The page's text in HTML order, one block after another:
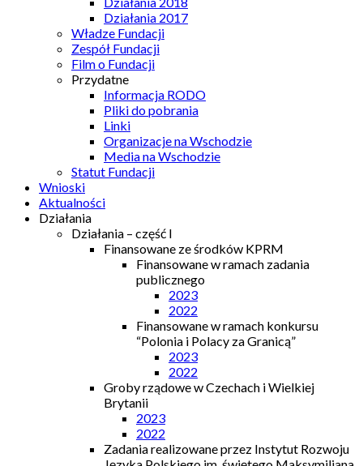
Działania 2017
Władze Fundacji
Zespół Fundacji
Film o Fundacji
Przydatne
Informacja RODO
Pliki do pobrania
Linki
Organizacje na Wschodzie
Media na Wschodzie
Statut Fundacji
Wnioski
Aktualności
Działania
Działania – część I
Finansowane ze środków KPRM
Finansowane w ramach zadania
publicznego
2023
2022
Finansowane w ramach konkursu
“Polonia i Polacy za Granicą”
2023
2022
Groby rządowe w Czechach i Wielkiej
Brytanii
2023
2022
Zadania realizowane przez Instytut Rozwoju